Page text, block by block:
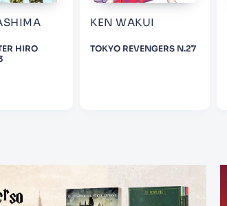
HIRO
KEN WAKUI
TOKYO REVENGERS N.27